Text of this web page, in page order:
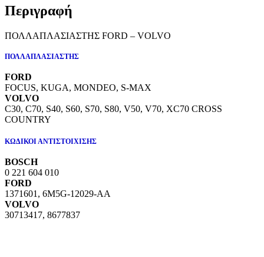
Περιγραφή
ΠΟΛΛΑΠΛΑΣΙΑΣΤΗΣ FORD – VOLVO
ΠΟΛΛΑΠΛΑΣΙΑΣΤΗΣ
FORD
FOCUS, KUGA, MONDEO, S-MAX
VOLVO
C30, C70, S40, S60, S70, S80, V50, V70, XC70 CROSS
COUNTRY
ΚΩΔΙΚΟΙ ΑΝΤΙΣΤΟΙΧΙΣΗΣ
BOSCH
0 221 604 010
FORD
1371601, 6M5G-12029-AA
VOLVO
30713417, 8677837